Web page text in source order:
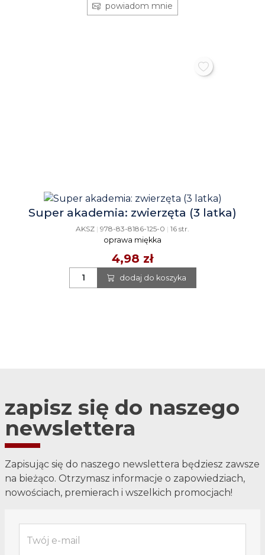
powiadom mnie
Super akademia: zwierzęta (3 latka)
AKSZ | 978-83-8186-125-0 | 16 str.
oprawa miękka
4,98 zł
dodaj do koszyka
zapisz się do naszego
newslettera
Zapisując się do naszego newslettera będziesz zawsze
na bieżąco. Otrzymasz informacje o zapowiedziach,
nowościach, premierach i wszelkich promocjach!
Twój e-mail